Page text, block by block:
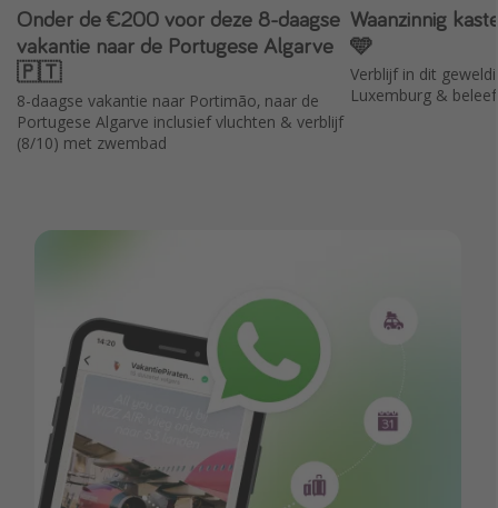
Onder de €200 voor deze 8-daagse
vakantie naar de Portugese Algarve
🇵🇹
8-daagse vakantie naar Portimão, naar de
Portugese Algarve inclusief vluchten & verblijf
(8/10) met zwembad
Waanzinnig
🩵
Verblijf in dit
Luxemburg &